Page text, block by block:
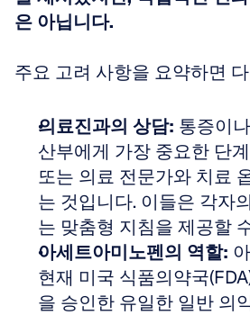
은 아닙니다.
주요 고려 사항을 요약하면
의료진과의 상담: 통증이
산부에게 가장 중요한 단
또는 의료 전문가와 치료
는 것입니다. 이들은 각자
는 맞춤형 지침을 제공할
아세트아미노펜의 역할:
현재 미국 식품의약국
을 승인한 유일한 일반 의